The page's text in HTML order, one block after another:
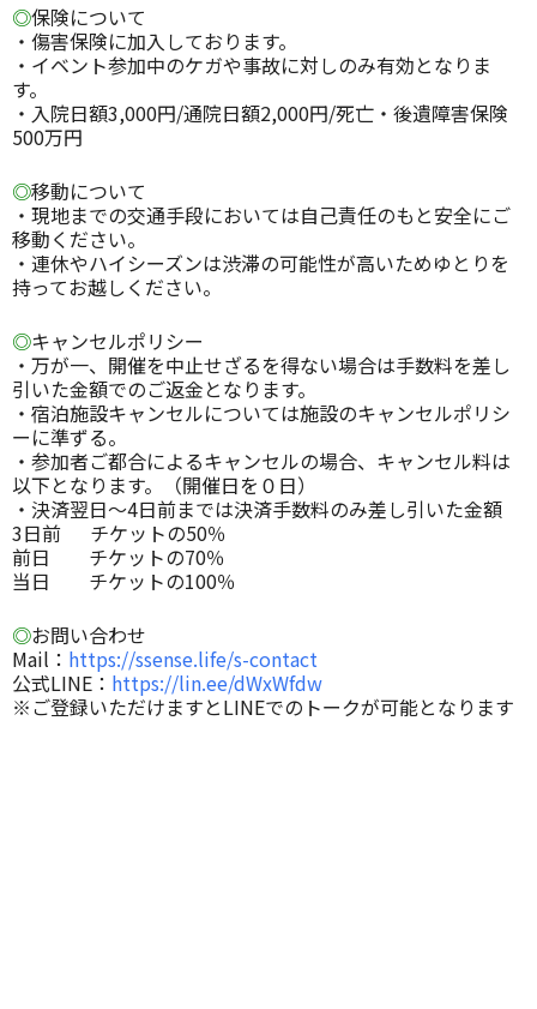
◎保険について
・傷害保険に加入しております。
・イベント参加中のケガや事故に対しのみ有効となりま
す。
・入院日額3,000円/通院日額2,000円/死亡・後遺障害保険
500万円
◎移動について
・現地までの交通手段においては自己責任のもと安全にご
移動ください。
・連休やハイシーズンは渋滞の可能性が高いためゆとりを
持ってお越しください。
◎キャンセルポリシー
・万が一、開催を中止せざるを得ない場合は手数料を差し
引いた金額でのご返金となります。
・宿泊施設キャンセルについては施設のキャンセルポリシ
ーに準ずる。
・参加者ご都合によるキャンセルの場合、キャンセル料は
以下となります。（開催日を０日）
・決済翌日〜4日前までは決済手数料のみ差し引いた金額
3日前 チケットの50％
前日 チケットの70％
当日 チケットの100％
◎お問い合わせ
Mail： https://ssense.life/s-contact
公式LINE： https://lin.ee/dWxWfdw
※ご登録いただけますとLINEでのトークが可能となります